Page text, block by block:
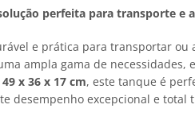
perfeita para transporte e
e prática para transportar ou
ampla gama de
49 x 36 x 17 cm, este tanque é
desempenho excepcional e total